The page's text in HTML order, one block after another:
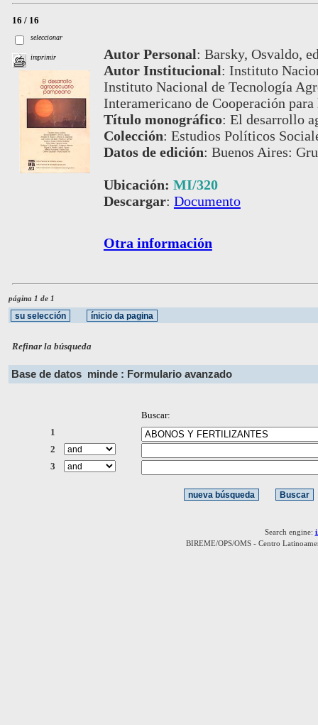
16 / 16
seleccionar
imprimir Autor Personal: Barsky, Osvaldo,
Autor Institucional: Instituto
Instituto Nacional de Tecnología
Interamericano de Cooperación
Título monográfico: El desarrollo
Colección: Estudios Políticos
Datos de edición: Buenos Aires:
Ubicación: MI/320
Descargar: Documento
Otra información
página 1 de 1
Refinar la búsqueda
Base de datos minde : Formulario avanzado
Buscar:
1
2
3
Search engine:
BIREME/OPS/OMS - Centro